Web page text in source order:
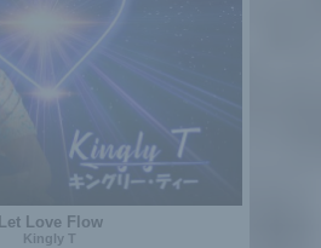
Let Love Flow
Kingly T